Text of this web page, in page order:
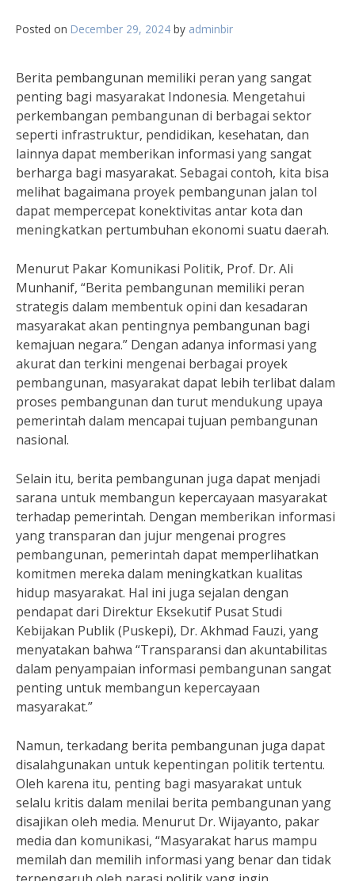
Posted on December 29, 2024 by adminbir
Berita pembangunan memiliki peran yang sangat
penting bagi masyarakat Indonesia. Mengetahui
perkembangan pembangunan di berbagai sektor
seperti infrastruktur, pendidikan, kesehatan, dan
lainnya dapat memberikan informasi yang sangat
berharga bagi masyarakat. Sebagai contoh, kita bisa
melihat bagaimana proyek pembangunan jalan tol
dapat mempercepat konektivitas antar kota dan
meningkatkan pertumbuhan ekonomi suatu daerah.
Menurut Pakar Komunikasi Politik, Prof. Dr. Ali
Munhanif, “Berita pembangunan memiliki peran
strategis dalam membentuk opini dan kesadaran
masyarakat akan pentingnya pembangunan bagi
kemajuan negara.” Dengan adanya informasi yang
akurat dan terkini mengenai berbagai proyek
pembangunan, masyarakat dapat lebih terlibat dalam
proses pembangunan dan turut mendukung upaya
pemerintah dalam mencapai tujuan pembangunan
nasional.
Selain itu, berita pembangunan juga dapat menjadi
sarana untuk membangun kepercayaan masyarakat
terhadap pemerintah. Dengan memberikan informasi
yang transparan dan jujur mengenai progres
pembangunan, pemerintah dapat memperlihatkan
komitmen mereka dalam meningkatkan kualitas
hidup masyarakat. Hal ini juga sejalan dengan
pendapat dari Direktur Eksekutif Pusat Studi
Kebijakan Publik (Puskepi), Dr. Akhmad Fauzi, yang
menyatakan bahwa “Transparansi dan akuntabilitas
dalam penyampaian informasi pembangunan sangat
penting untuk membangun kepercayaan
masyarakat.”
Namun, terkadang berita pembangunan juga dapat
disalahgunakan untuk kepentingan politik tertentu.
Oleh karena itu, penting bagi masyarakat untuk
selalu kritis dalam menilai berita pembangunan yang
disajikan oleh media. Menurut Dr. Wijayanto, pakar
media dan komunikasi, “Masyarakat harus mampu
memilah dan memilih informasi yang benar dan tidak